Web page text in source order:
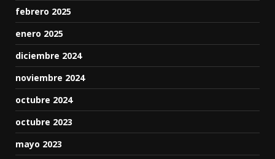
febrero 2025
enero 2025
diciembre 2024
noviembre 2024
octubre 2024
octubre 2023
mayo 2023